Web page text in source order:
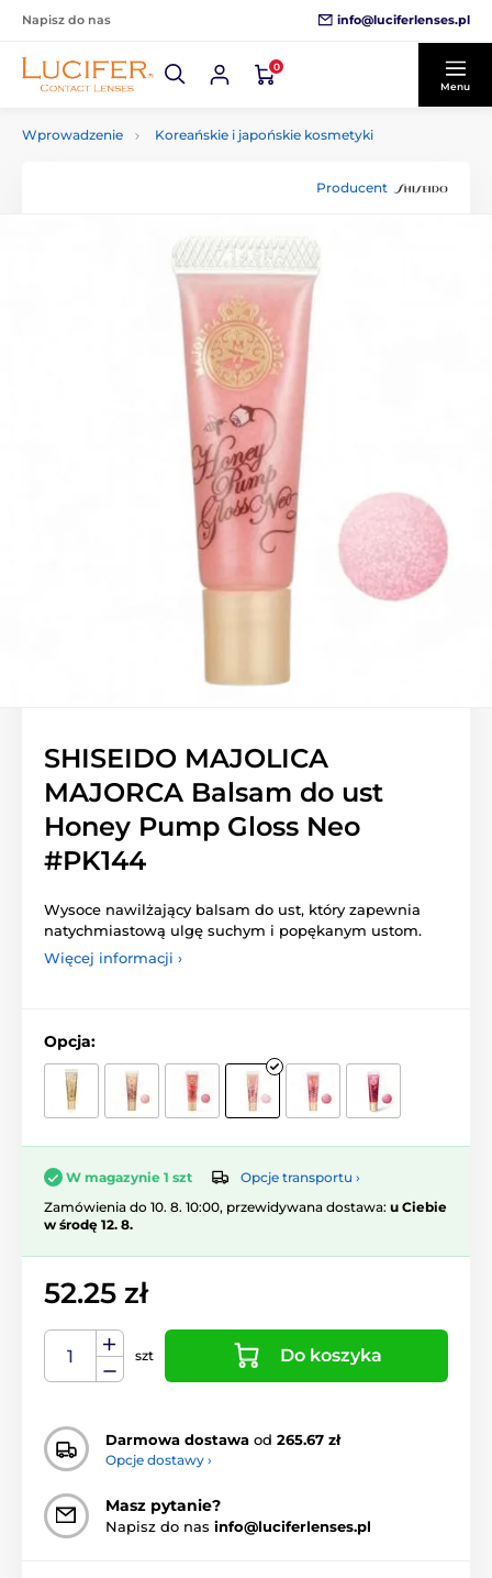
Napisz do nas info@luciferlenses.pl
0
Menu
Wprowadzenie Koreańskie i japońskie kosmetyki
Producent
SHISEIDO MAJOLICA
MAJORCA Balsam do ust
Honey Pump Gloss Neo
#PK144
Wysoce nawilżający balsam do ust, który zapewnia
natychmiastową ulgę suchym i popękanym ustom.
Więcej informacji ›
Opcja:
W magazynie 1 szt
Opcje transportu ›
Zamówienia do 10. 8. 10:00, przewidywana dostawa: u Ciebie
w środę 12. 8.
52.25 zł
szt Do koszyka
Darmowa dostawa od 265.67 zł
Opcje dostawy ›
Masz pytanie?
Napisz do nas info@luciferlenses.pl